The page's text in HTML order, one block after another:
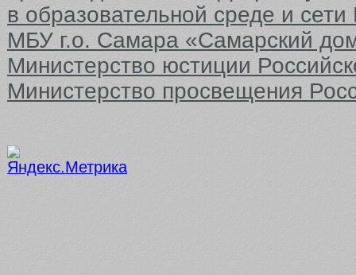
в образовательной среде и сети
МБУ г.о. Самара «Самарский
Министерство юстиции
Министерство просвещения